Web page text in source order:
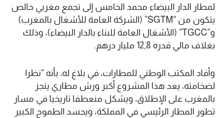
لمطار الدار البيضاء محمد الخامس إلى تجمع مغربي خالص
يتكون من “SGTM” (الشركة العامة للأشغال بالمغرب)
و”TGCC” (الأشغال العامة للبناء بالدار البيضاء)، وذلك
بغلاف مالي قدره 12,8 مليار درهم.
وأفاد المكتب الوطني للمطارات، في بلاغ له، بأنه “نظرا
لضخامته، يعد هذا المشروع أكبر ورش مطاري ينجز
بالمغرب على الإطلاق، ويشكل منعطفا تاريخيا في مسار
تطور المطار الرئيسي في المملكة، ويجسد الطموح الكبير